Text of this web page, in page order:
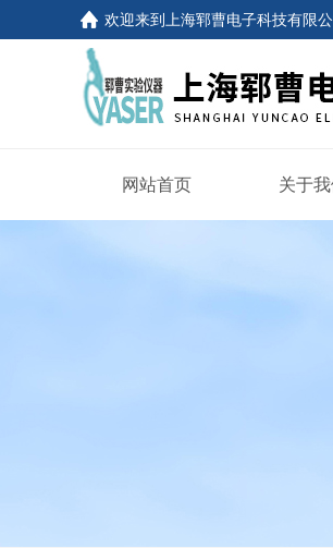
欢迎来到 上海郓曹电子科技有限
网站首页 关于